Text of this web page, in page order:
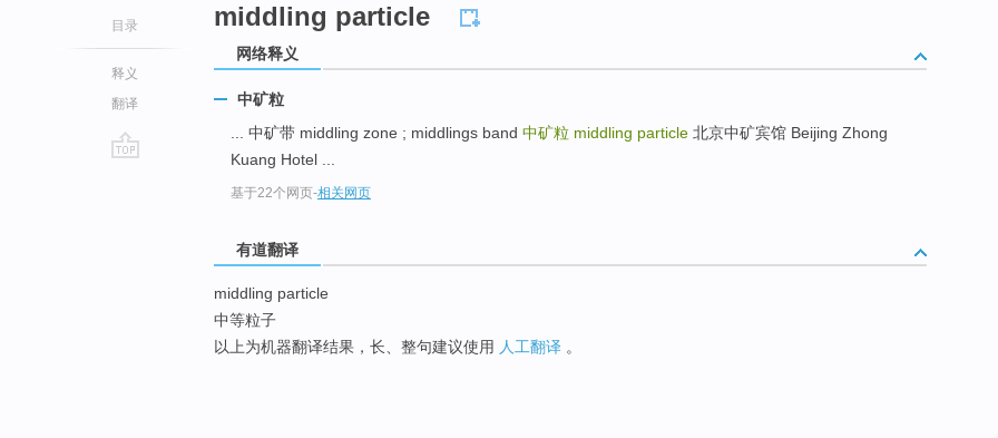
目录
释义
翻译
middling particle
网络释义
中矿粒
... 中矿带 middling zone ; middlings band 中矿粒 middling particle 北京中矿宾馆 Beijing Zhong
Kuang Hotel ...
基于22个网页-相关网页
有道翻译
middling particle
中等粒子
以上为机器翻译结果，长、整句建议使用 人工翻译 。